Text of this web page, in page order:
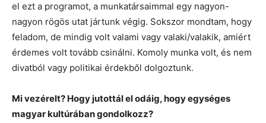
el ezt a programot, a munkatársaimmal egy nagyon-
nagyon rögös utat jártunk végig. Sokszor mondtam, hogy
feladom, de mindig volt valami vagy valaki/valakik, amiért
érdemes volt tovább csinálni. Komoly munka volt, és nem
divatból vagy politikai érdekből dolgoztunk.
Mi vezérelt? Hogy jutottál el odáig, hogy egységes
magyar kultúrában gondolkozz?